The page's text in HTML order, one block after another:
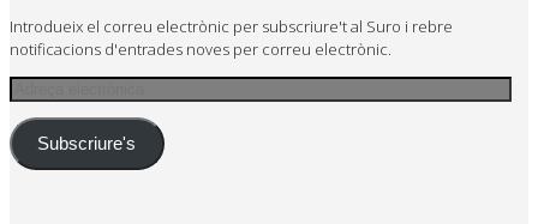
Introdueix el correu electrònic per subscriure't al Suro i rebre
notificacions d'entrades noves per correu electrònic.
Subscriure's